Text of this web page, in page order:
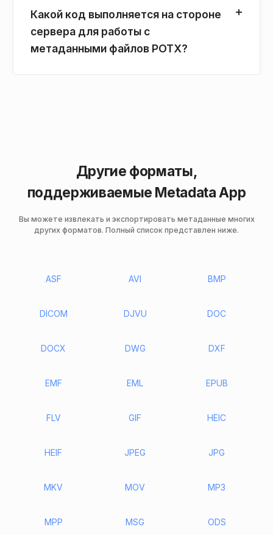
Какой код выполняется на стороне
сервера для работы с
метаданными файлов POTX?
Другие форматы,
поддерживаемые Metadata App
Вы можете извлекать и экспортировать метаданные многих
других форматов. Полный список представлен ниже.
ASF AVI BMP
DICOM DJVU DOC
DOCX DWG DXF
EMF EML EPUB
FLV GIF HEIC
HEIF JPEG JPG
MKV MOV MP3
MPP MSG ODS